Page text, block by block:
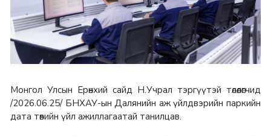
Монгол Улсын Ерөнхий сайд Н.Учрал тэргүүтэй төлөөлөгчид
/2026.06.25/ БНХАУ-ын Далянийн аж үйлдвэрийн паркийн
дата төвийн үйл ажиллагаатай танилцав.